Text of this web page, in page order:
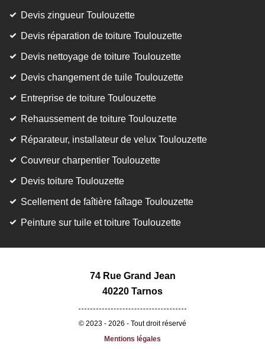
Devis zingueur Toulouzette
Devis réparation de toiture Toulouzette
Devis nettoyage de toiture Toulouzette
Devis changement de tuile Toulouzette
Entreprise de toiture Toulouzette
Rehaussement de toiture Toulouzette
Réparateur, installateur de velux Toulouzette
Couvreur charpentier Toulouzette
Devis toiture Toulouzette
Scellement de faîtière faîtage Toulouzette
Peinture sur tuile et toiture Toulouzette
74 Rue Grand Jean
40220 Tarnos
© 2023 - 2026 - Tout droit réservé
Mentions légales